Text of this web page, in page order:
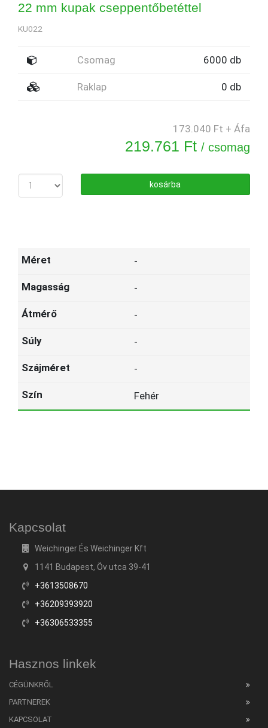
22 mm kupak cseppentőbetéttel
KU022
Csomag 6000 db
Raklap 0 db
173.040 Ft + Áfa
219.761 Ft / csomag
kosárba
-
-
-
-
-
Fehér
Kapcsolat
Weichinger És Weichinger Kft
1141 Budapest, Öv utca 39-41
+3613508670
+36209393920
+36306533355
Hasznos linkek
CÉGÜNKRŐL
PARTNEREK
KAPCSOLAT